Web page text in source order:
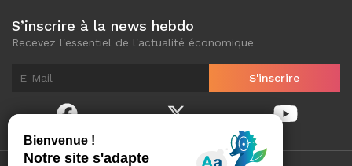
S’inscrire à la news hebdo
Recevez l'essentiel de l'actualité économique